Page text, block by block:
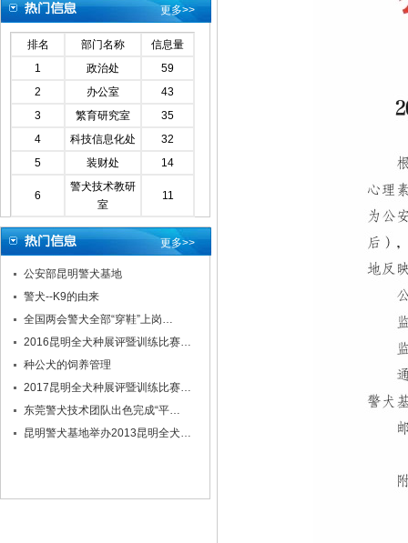
更多>>
排名 部门名称
信息量
1
政治处
59
2
办公室
43
3
繁育研究室
35
4
科技信息化处
32
5
装财处 14
6
警犬技术教研
室
11
更多>>
公安部昆明警犬基地
警犬--K9的由来
全国两会警犬全部“穿鞋”上岗…
2016昆明全犬种展评暨训练比赛…
种公犬的饲养管理
2017昆明全犬种展评暨训练比赛…
东莞警犬技术团队出色完成“平…
昆明警犬基地举办2013昆明全犬…